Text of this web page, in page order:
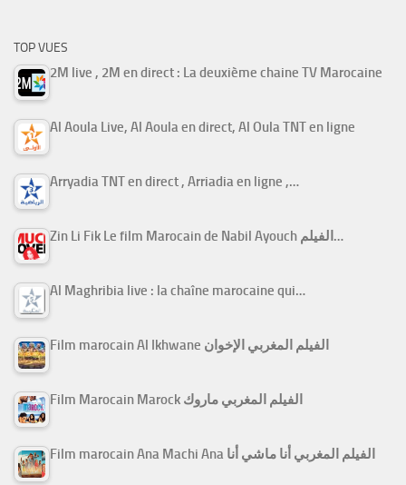
TOP VUES
2M live , 2M en direct : La deuxième chaine TV Marocaine
Al Aoula Live, Al Aoula en direct, Al Oula TNT en ligne
Arryadia TNT en direct , Arriadia en ligne ,…
Zin Li Fik Le film Marocain de Nabil Ayouch الفيلم…
Al Maghribia live : la chaîne marocaine qui…
Film marocain Al Ikhwane الفيلم المغربي الإخوان
Film Marocain Marock الفيلم المغربي ماروك
Film marocain Ana Machi Ana الفيلم المغربي أنا ماشي أنا